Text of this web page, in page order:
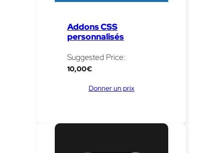
Addons CSS
personnalisés
Suggested Price:
10,00€
Donner un prix